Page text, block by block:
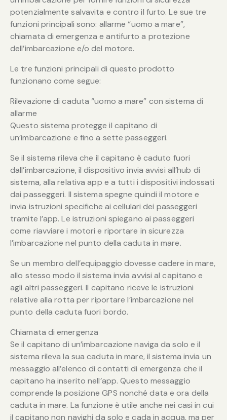
potenzialmente salvavita e contro il furto. Le sue tre
funzioni principali sono: allarme “uomo a mare”,
chiamata di emergenza e antifurto a protezione
dell’imbarcazione e/o del motore.
Le tre funzioni principali di questo prodotto
funzionano come segue:
Rilevazione di caduta “uomo a mare” con sistema di
allarme
Questo sistema protegge il capitano di
un’imbarcazione e fino a sette passeggeri.
Se il sistema rileva che il capitano è caduto fuori
dall’imbarcazione, il dispositivo invia avvisi all’hub di
sistema, alla relativa app e a tutti i dispositivi indossati
dai passeggeri. Il sistema spegne quindi il motore e
invia istruzioni specifiche ai cellulari dei passeggeri
tramite l’app. Le istruzioni spiegano ai passeggeri
come riavviare i motori e riportare in sicurezza
l’imbarcazione nel punto della caduta in mare.
Se un membro dell’equipaggio dovesse cadere in mare,
allo stesso modo il sistema invia avvisi al capitano e
agli altri passeggeri. Il capitano riceve le istruzioni
relative alla rotta per riportare l’imbarcazione nel
punto della caduta fuori bordo.
Chiamata di emergenza
Se il capitano di un’imbarcazione naviga da solo e il
sistema rileva la sua caduta in mare, il sistema invia un
messaggio all’elenco di contatti di emergenza che il
capitano ha inserito nell’app. Questo messaggio
comprende la posizione GPS nonché data e ora della
caduta in mare. La funzione è utile anche nei casi in cui
il capitano non navighi da solo e cada in acqua, ma per